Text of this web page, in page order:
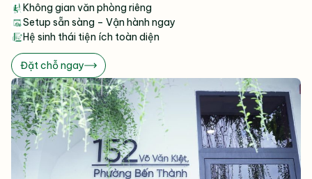
Không gian văn phòng riêng
Setup sẵn sàng – Vận hành ngay
Hệ sinh thái tiện ích toàn diện
Đặt chỗ ngay